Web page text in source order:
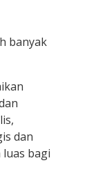
banyak
dan
bagi